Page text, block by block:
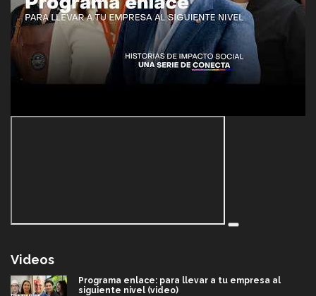
Videos
Programa enlace: para llevar a tu empresa al
siguiente nivel (video)